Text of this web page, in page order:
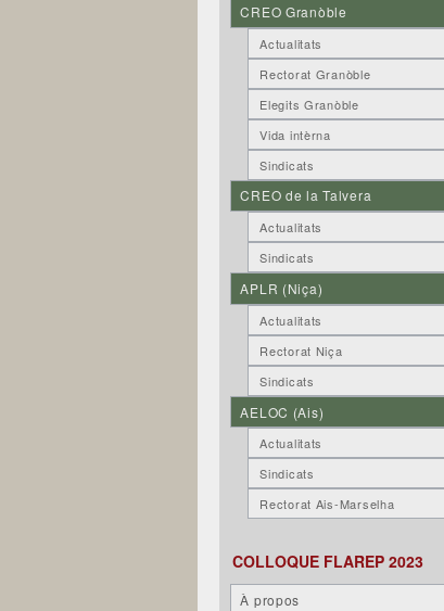
CREO Granòble
Actualitats
Rectorat Granòble
Elegits Granòble
Vida intèrna
Sindicats
CREO de la Talvera
Actualitats
Sindicats
APLR (Niça)
Actualitats
Rectorat Niça
Sindicats
AELOC (Ais)
Actualitats
Sindicats
Rectorat Ais-Marselha
COLLOQUE FLAREP 2023
À propos